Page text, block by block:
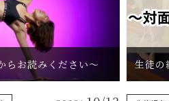
らお読みください〜